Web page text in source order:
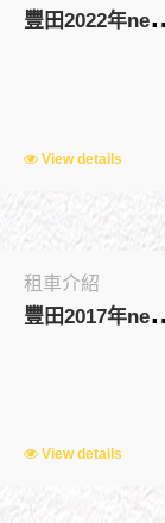
田
View details
租車介紹
田
View details